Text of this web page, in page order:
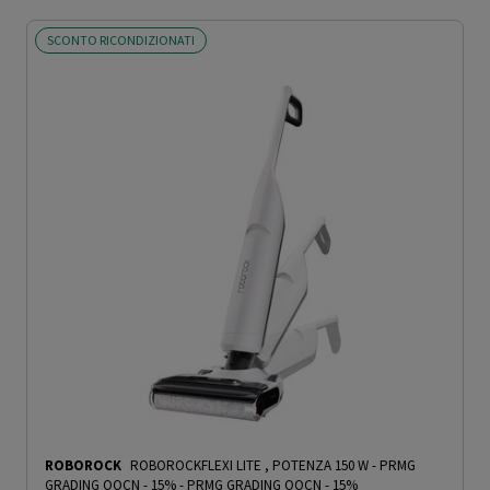
SCONTO RICONDIZIONATI
ROBOROCK ROBOROCKFLEXI LITE , POTENZA 150 W - PRMG
GRADING OOCN - 15%- PRMG GRADING OOCN - 15%